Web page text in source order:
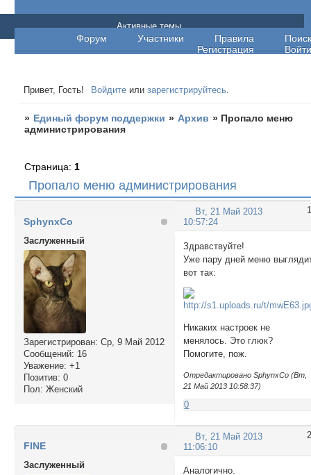
Единый форум поддержки
Форум Участники Правила
Поиск
Регистрация
Войти
Активные темы
Привет, Гость! Войдите илизарегистрируйтесь.
» Единый форум поддержки » Архив » Пропало меню
администрирования
Пропало меню администрирования
Страница: 1
1
Вт, 21 Май 2013
10:57:24
SphynxCo
Заслуженный
Зарегистрирован: Ср, 9 Май 2012
Сообщений: 16
Уважение: +1
Позитив: 0
Пол: Женский
Здравствуйте!
Уже пару дней меню
вот так:
Никаких настроек не
менялось. Это глюк?
Помогите, пож.
Отредактировано SphynxCo (Вт,
21 Май 2013 10:58:37)
0
2
Вт, 21 Май 2013
11:06:10
FINE
Заслуженный
Аналогично.